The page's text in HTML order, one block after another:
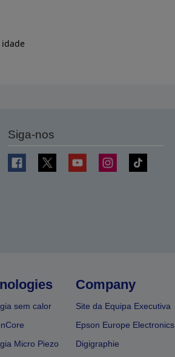
Siga-nos
sem calor
Micro Piezo
Company
Site da Equipa Executiva
Epson Europe Electronics
Digigraphie